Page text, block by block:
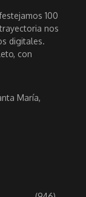
100
nos
digitales.
con
María,